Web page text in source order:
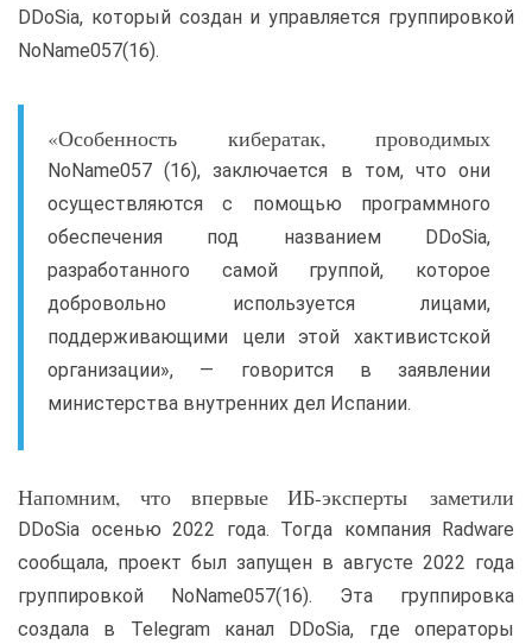
DDoSia, который создан и управляется группировкой
NoName057(16).
«Особенность кибератак, проводимых
NoName057 (16), заключается в том, что они
осуществляются с помощью программного
обеспечения под названием DDoSia,
разработанного самой группой, которое
добровольно используется лицами,
поддерживающими цели этой хактивистской
организации», — говорится в заявлении
министерства внутренних дел Испании.
Напомним, что впервые ИБ-эксперты заметили
DDoSia осенью 2022 года. Тогда компания Radware
сообщала, проект был запущен в августе 2022 года
группировкой NoName057(16). Эта группировка
создала в Telegram канал DDoSia, где операторы